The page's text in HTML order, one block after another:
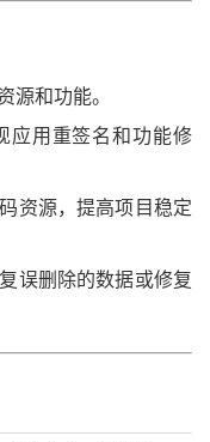
源和功能。
应用重签名和功能修
资源，提高项目稳定
误删除的数据或修复